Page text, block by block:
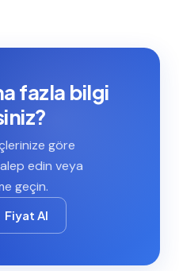
fazla bilgi
göre
edin veya
geçin.
Fiyat Al